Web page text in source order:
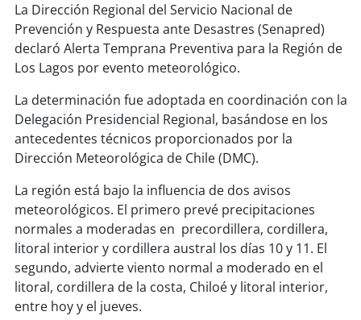
soycalama
soyantofagasta
soycopiapó
soyvalparaíso
soyquillota
soysanantonio
soychillán
soysancarlos
La Dirección Regional del Servicio Nacional de
Prevención y Respuesta ante Desastres (Senapred)
declaró Alerta Temprana Preventiva para la Región de
Los Lagos por evento meteorológico.
La determinación fue adoptada en coordinación con la
Delegación Presidencial Regional, basándose en los
antecedentes técnicos proporcionados por la
Dirección Meteorológica de Chile (DMC).
La región está bajo la influencia de dos avisos
meteorológicos. El primero prevé precipitaciones
normales a moderadas en precordillera, cordillera,
litoral interior y cordillera austral los días 10 y 11. El
segundo, advierte viento normal a moderado en el
litoral, cordillera de la costa, Chiloé y litoral interior,
entre hoy y el jueves.